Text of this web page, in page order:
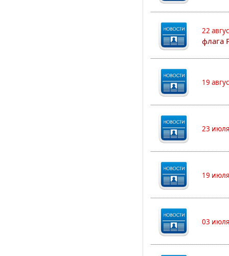
22
флага
19
23
19
03